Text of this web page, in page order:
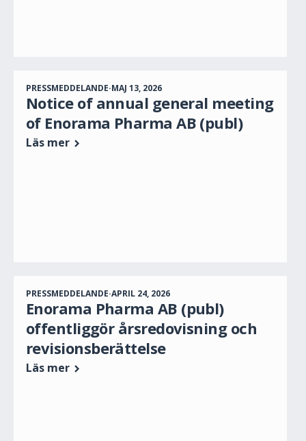
PRESSMEDDELANDE·MAJ 13, 2026
Notice of annual general meeting
of Enorama Pharma AB (publ)
Läs mer
PRESSMEDDELANDE·APRIL 24, 2026
Enorama Pharma AB (publ)
offentliggör årsredovisning och
revisionsberättelse
Läs mer